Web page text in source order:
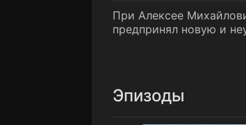
При Алексее
предпринял новую и
Эпизоды